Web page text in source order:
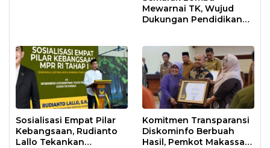
Mewarnai TK, Wujud
Dukungan Pendidikan
Sosialisasi Empat Pilar
Kebangsaan, Rudianto
Lallo Tekankan
Komitmen Transparansi
Diskominfo Berbuah
Hasil, Pemkot Makassar